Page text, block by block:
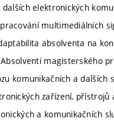
elektronických
multimediálních
absolventa na
magisterského
komunikačních a dalších
zařízení, přístrojů
a komunikačních